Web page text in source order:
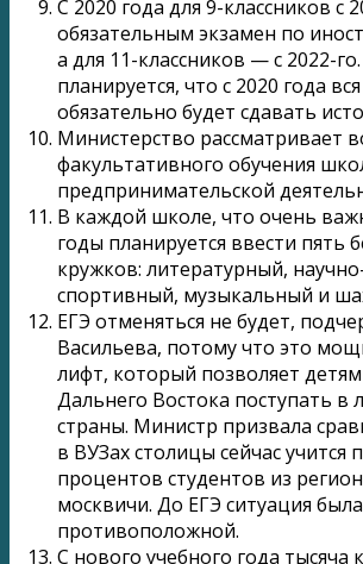
С 2020 года для 9-классников с
обязательным экзамен по
а для 11-классников — с 2022-
планируется, что с 2020 года
обязательно будет сдавать
Министерство рассматривает
факультативного обучения
предпринимательской
В каждой школе, что очень
годы планируется ввести пять
кружков: литературный,
спортивный, музыкальный и
ЕГЭ отменяться не будет,
Васильева, потому что это
лифт, который позволяет
Дальнего Востока поступать в
страны. Министр призвала
в ВУЗах столицы сейчас учится
процентов студентов из
москвичи. До ЕГЭ ситуация
противоположной.
С нового учебного года тысяча